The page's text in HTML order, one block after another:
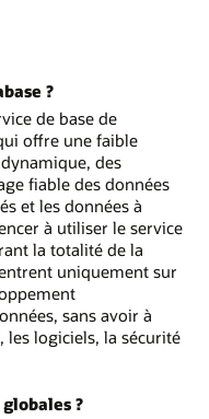
?
de base de
offre une faible
des
fiable des données
et les données à
à utiliser le service
la totalité de la
uniquement sur
sans avoir à
les logiciels, la sécurité
?